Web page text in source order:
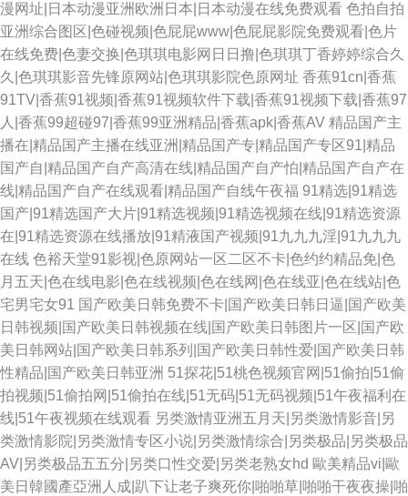
漫网址|日本动漫亚洲欧洲日本|日本动漫在线免费观看 色拍自拍
亚洲综合图区|色碰视频|色屁屁www|色屁屁影院免费观看|色片
在线免费|色妻交换|色琪琪电影网日日撸|色琪琪丁香婷婷综合久
久|色琪琪影音先锋原网站|色琪琪影院色原网址 香蕉91cn|香蕉
91TV|香蕉91视频|香蕉91视频软件下载|香蕉91视频下载|香蕉97
人|香蕉99超碰97|香蕉99亚洲精品|香蕉apk|香蕉AV 精品国产主
播在|精品国产主播在线亚洲|精品国产专|精品国产专区91|精品
国产自|精品国产自产高清在线|精品国产自产怕|精品国产自产在
线|精品国产自产在线观看|精品国产自线午夜福 91精选|91精选
国产|91精选国产大片|91精选视频|91精选视频在线|91精选资源
在|91精选资源在线播放|91精液国产视频|91九九九淫|91九九九
在线 色裕天堂91影视|色原网站一区二区不卡|色约约精品免|色
月五天|色在线电影|色在线视频|色在线网|色在线亚|色在线站|色
宅男宅女91 国产欧美日韩免费不卡|国产欧美日韩日逼|国产欧美
日韩视频|国产欧美日韩视频在线|国产欧美日韩图片一区|国产欧
美日韩网站|国产欧美日韩系列|国产欧美日韩性爱|国产欧美日韩
性精品|国产欧美日韩亚洲 51探花|51桃色视频官网|51偷拍|51偷
拍视频|51偷拍网|51偷拍在线|51无码|51无码视频|51午夜福利在
线|51午夜视频在线观看 另类激情亚洲五月天|另类激情影音|另
类激情影院|另类激情专区小说|另类激情综合|另类极品|另类极品
AV|另类极品五五分|另类口性交爱|另类老熟女hd 歐美精品vi|歐
美日韓國產亞洲人成|趴下让老子爽死你|啪啪草|啪啪干夜夜操|啪